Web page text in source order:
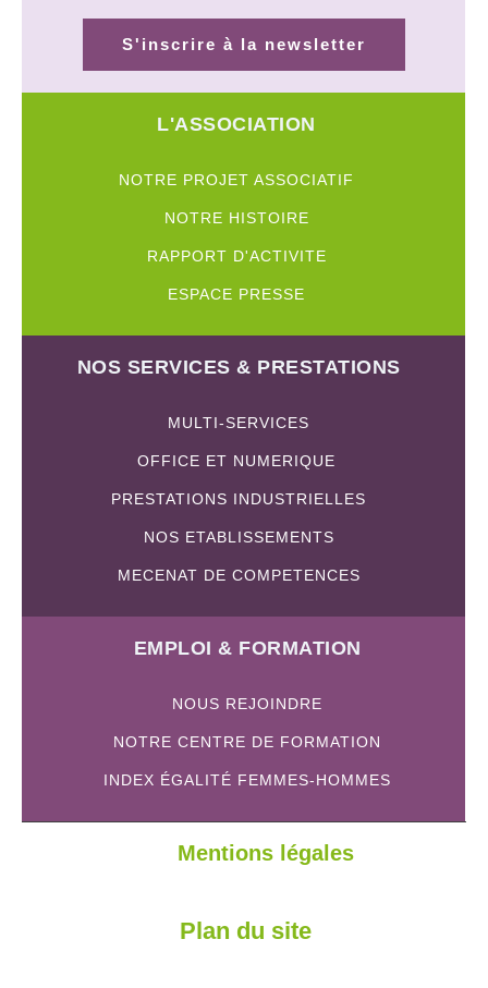
S'inscrire à la newsletter
L'ASSOCIATION
NOTRE PROJET ASSOCIATIF
NOTRE HISTOIRE
RAPPORT D'ACTIVITE
ESPACE PRESSE
NOS SERVICES & PRESTATIONS
MULTI-SERVICES
OFFICE ET NUMERIQUE
PRESTATIONS INDUSTRIELLES
NOS ETABLISSEMENTS
MECENAT DE COMPETENCES
EMPLOI & FORMATION
NOUS REJOINDRE
NOTRE CENTRE DE FORMATION
INDEX ÉGALITÉ FEMMES-HOMMES
Mentions légales
Plan du site